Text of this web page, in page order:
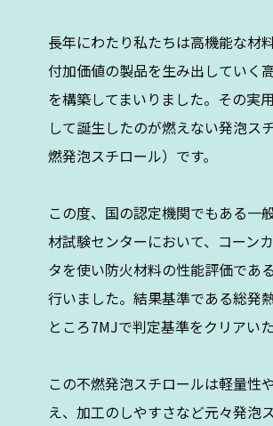
長年にわたり私たちは高機能な材
付加価値の製品を生み出していく
を構築してまいりました。その実
して誕生したのが燃えない発泡ス
燃発泡スチロール）です。
この度、国の認定機関でもある一
材試験センターにおいて、コーン
タを使い防火材料の性能評価であ
行いました。結果基準である総発
ところ7MJで判定基準をクリアい
この不燃発泡スチロールは軽量性
え、加工のしやすさなど元々発泡